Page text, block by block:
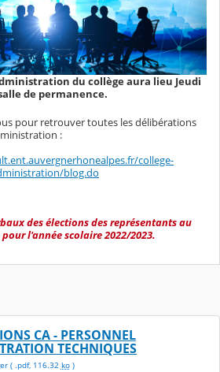
du collège aura lieu Jeudi
de permanence.
pour retrouver toutes les délibérations
:
college-
blog.do
des élections des représentants au
l'année scolaire 2022/2023.
CA - PERSONNEL
TECHNIQUES
( .pdf, 116.32 ko)